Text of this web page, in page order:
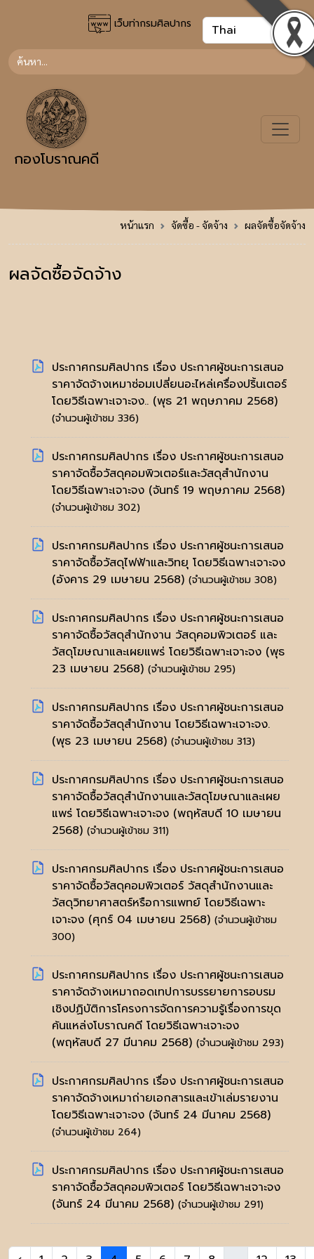
เว็บท่ากรมศิลปากร
กองโบราณคดี
หน้าแรก จัดซื้อ - จัดจ้าง ผลจัดซื้อจัดจ้าง
ผลจัดซื้อจัดจ้าง
ประกาศกรมศิลปากร เรื่อง ประกาศผู้ชนะการเสนอ
ราคาจัดจ้างเหมาซ่อมเปลี่ยนอะไหล่เครื่องปริ้นเตอร์
โดยวิธีเฉพาะเจาะจง.. (พุธ 21 พฤษภาคม 2568)
(จำนวนผู้เข้าชม 336)
ประกาศกรมศิลปากร เรื่อง ประกาศผู้ชนะการเสนอ
ราคาจัดซื้อวัสดุคอมพิวเตอร์และวัสดุสำนักงาน
โดยวิธีเฉพาะเจาะจง (จันทร์ 19 พฤษภาคม 2568)
(จำนวนผู้เข้าชม 302)
ประกาศกรมศิลปากร เรื่อง ประกาศผู้ชนะการเสนอ
ราคาจัดซื้อวัสดุไฟฟ้าและวิทยุ โดยวิธีเฉพาะเจาะจง
(อังคาร 29 เมษายน 2568) (จำนวนผู้เข้าชม 308)
ประกาศกรมศิลปากร เรื่อง ประกาศผู้ชนะการเสนอ
ราคาจัดซื้อวัสดุสำนักงาน วัสดุคอมพิวเตอร์ และ
วัสดุโฆษณาและเผยแพร่ โดยวิธีเฉพาะเจาะจง (พุธ
23 เมษายน 2568) (จำนวนผู้เข้าชม 295)
ประกาศกรมศิลปากร เรื่อง ประกาศผู้ชนะการเสนอ
ราคาจัดซื้อวัสดุสำนักงาน โดยวิธีเฉพาะเจาะจง.
(พุธ 23 เมษายน 2568) (จำนวนผู้เข้าชม 313)
ประกาศกรมศิลปากร เรื่อง ประกาศผู้ชนะการเสนอ
ราคาจัดซื้อวัสดุสำนักงานและวัสดุโฆษณาและเผย
แพร่ โดยวิธีเฉพาะเจาะจง (พฤหัสบดี 10 เมษายน
2568) (จำนวนผู้เข้าชม 311)
ประกาศกรมศิลปากร เรื่อง ประกาศผู้ชนะการเสนอ
ราคาจัดซื้อวัสดุคอมพิวเตอร์ วัสดุสำนักงานและ
วัสดุวิทยาศาสตร์หรือการแพทย์ โดยวิธีเฉพาะ
เจาะจง (ศุกร์ 04 เมษายน 2568) (จำนวนผู้เข้าชม
300)
ประกาศกรมศิลปากร เรื่อง ประกาศผู้ชนะการเสนอ
ราคาจัดจ้างเหมาถอดเทปการบรรยายการอบรม
เชิงปฏิบัติการโครงการจัดการความรู้เรื่องการขุด
ค้นแหล่งโบราณคดี โดยวิธีเฉพาะเจาะจง
(พฤหัสบดี 27 มีนาคม 2568) (จำนวนผู้เข้าชม 293)
ประกาศกรมศิลปากร เรื่อง ประกาศผู้ชนะการเสนอ
ราคาจัดจ้างเหมาถ่ายเอกสารและเข้าเล่มรายงาน
โดยวิธีเฉพาะเจาะจง (จันทร์ 24 มีนาคม 2568)
(จำนวนผู้เข้าชม 264)
ประกาศกรมศิลปากร เรื่อง ประกาศผู้ชนะการเสนอ
ราคาจัดซื้อวัสดุคอมพิวเตอร์ โดยวิธีเฉพาะเจาะจง
(จันทร์ 24 มีนาคม 2568) (จำนวนผู้เข้าชม 291)